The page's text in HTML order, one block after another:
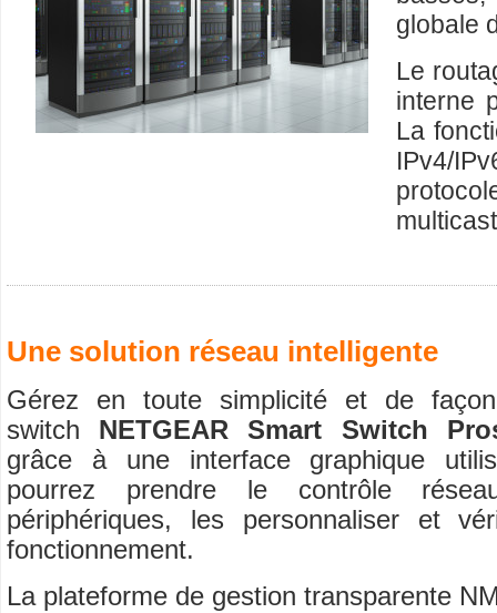
globale
Le
interne
La
IPv4/
Une solution réseau intelligente
Gérez en toute simplicité et de
switch NETGEAR Smart Switch
grâce à une interface graphique
pourrez prendre le contrôle
périphériques, les personnaliser et
fonctionnement.
La plateforme de gestion transparente